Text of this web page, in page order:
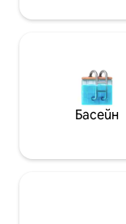
състои от: - 3
всекидневната,
хладилника •
електрическа
. ютия •
самостоятелна
Басейн